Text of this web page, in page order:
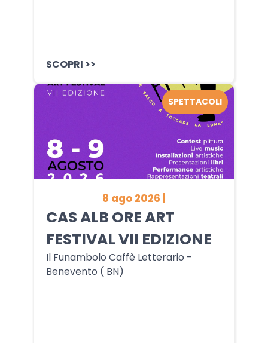
SCOPRI >>
8 ago 2026 |
CAS ALB ORE ART
FESTIVAL VII EDIZIONE
Il Funambolo Caffè Letterario -
Benevento ( BN)
SPETTACOLI